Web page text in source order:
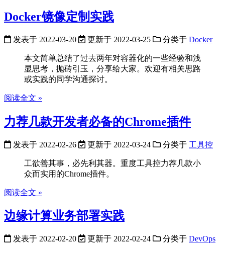
Docker镜像定制实践
发表于 2022-03-20 更新于 2022-03-25 分类于 Docker
本文简单总结了过去两年对容器化的一些经验和浅
显思考，抛砖引玉，分享给大家。欢迎有相关思路
或实践的同学沟通探讨。
阅读全文 »
力荐几款开发者必备的Chrome插件
发表于 2022-02-26 更新于 2022-03-24 分类于 工具控
工欲善其事，必先利其器。重度工具控力荐几款小
众而实用的Chrome插件。
阅读全文 »
边缘计算业务部署实践
发表于 2022-02-20 更新于 2022-02-24 分类于 DevOps